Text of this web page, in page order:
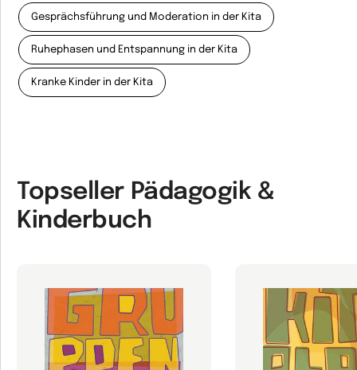
Gesprächsführung und Moderation in der Kita
Ruhephasen und Entspannung in der Kita
Kranke Kinder in der Kita
Topseller Pädagogik &
Kinderbuch